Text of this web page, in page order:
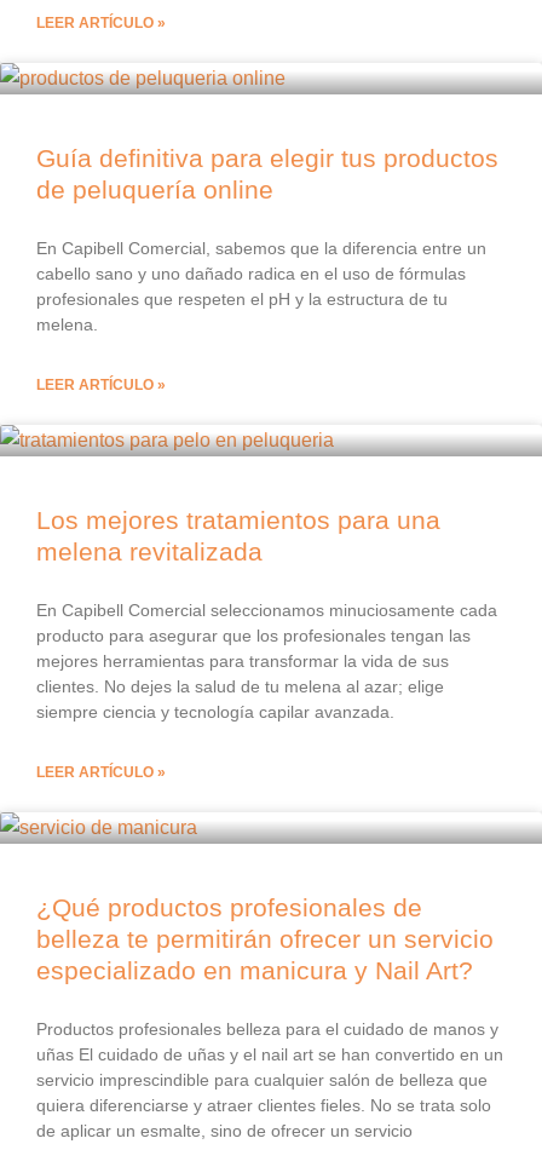
LEER ARTÍCULO »
Guía definitiva para elegir tus productos
de peluquería online
En Capibell Comercial, sabemos que la diferencia entre un
cabello sano y uno dañado radica en el uso de fórmulas
profesionales que respeten el pH y la estructura de tu
melena.
LEER ARTÍCULO »
Los mejores tratamientos para una
melena revitalizada
En Capibell Comercial seleccionamos minuciosamente cada
producto para asegurar que los profesionales tengan las
mejores herramientas para transformar la vida de sus
clientes. No dejes la salud de tu melena al azar; elige
siempre ciencia y tecnología capilar avanzada.
LEER ARTÍCULO »
¿Qué productos profesionales de
belleza te permitirán ofrecer un servicio
especializado en manicura y Nail Art?
Productos profesionales belleza para el cuidado de manos y
uñas El cuidado de uñas y el nail art se han convertido en un
servicio imprescindible para cualquier salón de belleza que
quiera diferenciarse y atraer clientes fieles. No se trata solo
de aplicar un esmalte, sino de ofrecer un servicio